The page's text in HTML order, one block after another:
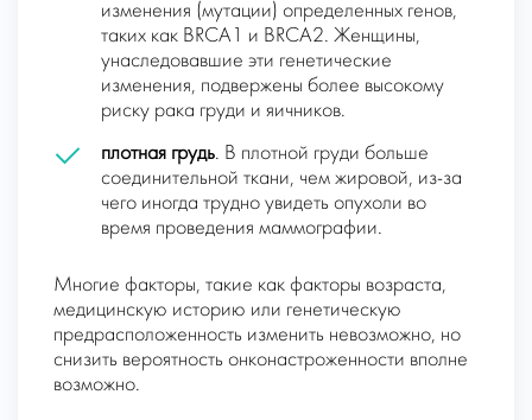
изменения (мутации) определенных генов,
таких как BRCA1 и BRCA2. Женщины,
унаследовавшие эти генетические
изменения, подвержены более высокому
риску рака груди и яичников.
плотная грудь. В плотной груди больше
соединительной ткани, чем жировой, из-за
чего иногда трудно увидеть опухоли во
время проведения маммографии.
Многие факторы, такие как факторы возраста,
медицинскую историю или генетическую
предрасположенность изменить невозможно, но
снизить вероятность онконастроженности вполне
возможно.